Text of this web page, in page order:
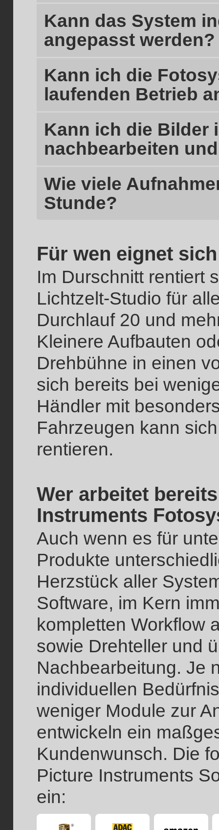
Kann das System
angepasst werden?
Kann ich die
laufenden Betrieb
Kann ich die Bilder
nachbearbeiten
Wie viele
Stunde?
Für wen eignet
Im Durschnitt rentiert
Lichtzelt-Studio für
Durchlauf 20 und
Kleinere Aufbauten
Drehbühne in einen
sich bereits bei
Händler mit
Fahrzeugen kann
rentieren.
Wer arbeitet
Instruments
Auch wenn es für
Produkte
Herzstück aller
Software, im Kern
kompletten Workflow
sowie Drehteller und
Nachbearbeitung. Je
individuellen
weniger Module zur
entwickeln ein
Kundenwunsch. Die
Picture Instruments
ein: